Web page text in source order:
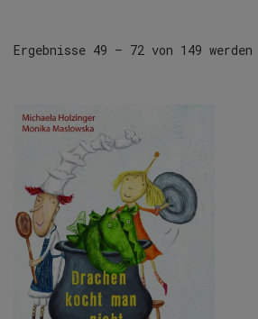
Ergebnisse 49 – 72 von 149